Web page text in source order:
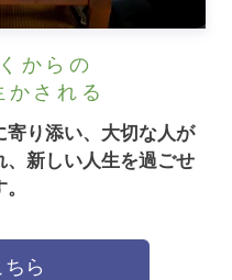
からの
かされる
寄り添い、大切な人が
、新しい人生を過ごせ
ら